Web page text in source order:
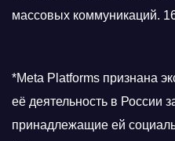
массовых коммуникаций.
*Meta Platforms признана
её деятельность в России
принадлежащие ей